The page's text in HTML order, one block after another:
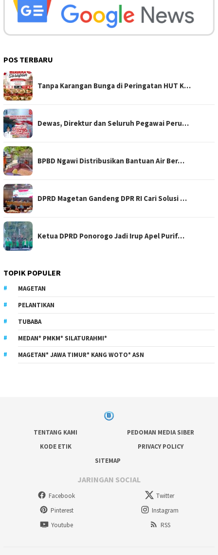
POS TERBARU
Tanpa Karangan Bunga di Peringatan HUT K…
Dewas, Direktur dan Seluruh Pegawai Peru…
BPBD Ngawi Distribusikan Bantuan Air Ber…
DPRD Magetan Gandeng DPR RI Cari Solusi …
Ketua DPRD Ponorogo Jadi Irup Apel Purif…
TOPIK POPULER
MAGETAN
PELANTIKAN
TUBABA
MEDAN* PMKM* SILATURAHMI*
MAGETAN* JAWA TIMUR* KANG WOTO* ASN
TENTANG KAMI
PEDOMAN MEDIA SIBER
KODE ETIK
PRIVACY POLICY
SITEMAP
JARINGAN SOCIAL
Facebook
Twitter
Pinterest
Instagram
Youtube
RSS